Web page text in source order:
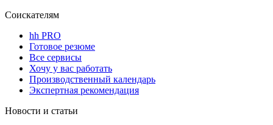
Соискателям
hh PRO
Готовое резюме
Все сервисы
Хочу у вас работать
Производственный календарь
Экспертная рекомендация
Новости и статьи